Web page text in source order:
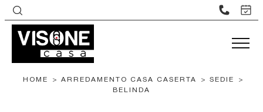
HOME > ARREDAMENTO CASA CASERTA > SEDIE
>
BELINDA